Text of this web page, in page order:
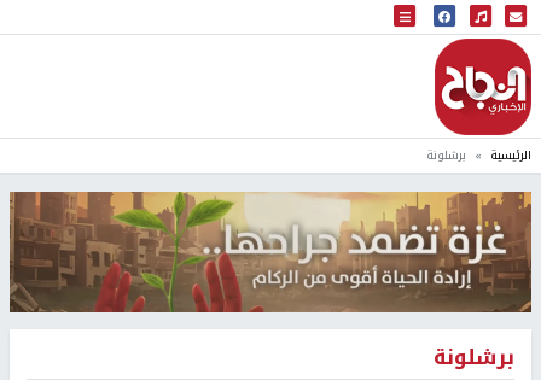
البث المباشر
إذاعة النجاح
الرئيسية برشلونة
برشلونة